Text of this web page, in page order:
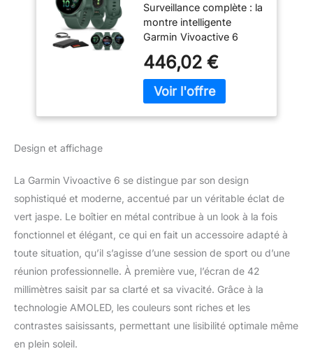
AMOLED Affichage
métallique Jaspe
vert avec bracelet
vert, batterie de 11
jours, plus de 80
modes sportifs,
suivi d'activité,
musique, ensemble
Surveillance complète : la
montre intelligente
Garmin Vivoactive 6
suivre les indicateurs
clés, vous donnant une
image complète de votre
quotidiennes, il fournit
des informations pour
soutenir un style de vie
soyez à la recherche du
meilleur tracker d'activité
ou d'une montre de
suivi, cet appareil vous
permet de rester informé
défis. Conseils
446,02 €
Design et affichage
La Garmin Vivoactive 6 se distingue par son design
sophistiqué et moderne, accentué par un véritable éclat de
vert jaspe. Le boîtier en métal contribue à un look à la fois
fonctionnel et élégant, ce qui en fait un accessoire adapté à
toute situation, qu’il s’agisse d’une session de sport ou d’une
réunion professionnelle. À première vue, l’écran de 42
millimètres saisit par sa clarté et sa vivacité. Grâce à la
technologie AMOLED, les couleurs sont riches et les
contrastes saisissants, permettant une lisibilité optimale même
en plein soleil.